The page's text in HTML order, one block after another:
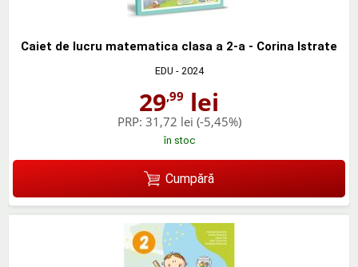
Caiet de lucru matematica clasa a 2-a - Corina Istrate
EDU - 2024
29,99 lei
PRP: 31,72 lei (-5,45%)
în stoc
Cumpără